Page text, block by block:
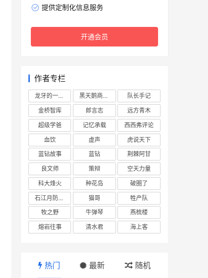
提供定制化信息服务
开通会员
作者专栏
龙牙的一座山 黑天鹅商业情报站
队长手记
金桥智库
郎言志
远方青木
超级学爸
记忆承载
西西弗评论
血饮
虚声
虎说天下
蓝钻故事
蓝钻
荆棘阿甘
良文师
策辩
空天力量
科大烽火
种花岛
破圈了
石江月防务观察
猫哥
牲产队
牧之野
牛弹琴
燕梳楼
熔岩往事
清水君 海上客
热门 最新 随机